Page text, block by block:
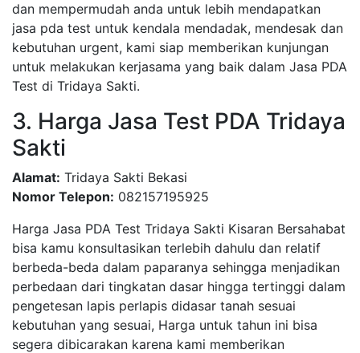
dan mempermudah anda untuk lebih mendapatkan
jasa pda test untuk kendala mendadak, mendesak dan
kebutuhan urgent, kami siap memberikan kunjungan
untuk melakukan kerjasama yang baik dalam Jasa PDA
Test di Tridaya Sakti.
3. Harga Jasa Test PDA Tridaya
Sakti
Alamat: Tridaya Sakti Bekasi
Nomor Telepon: 082157195925
Harga Jasa PDA Test Tridaya Sakti Kisaran Bersahabat
bisa kamu konsultasikan terlebih dahulu dan relatif
berbeda-beda dalam paparanya sehingga menjadikan
perbedaan dari tingkatan dasar hingga tertinggi dalam
pengetesan lapis perlapis didasar tanah sesuai
kebutuhan yang sesuai, Harga untuk tahun ini bisa
segera dibicarakan karena kami memberikan